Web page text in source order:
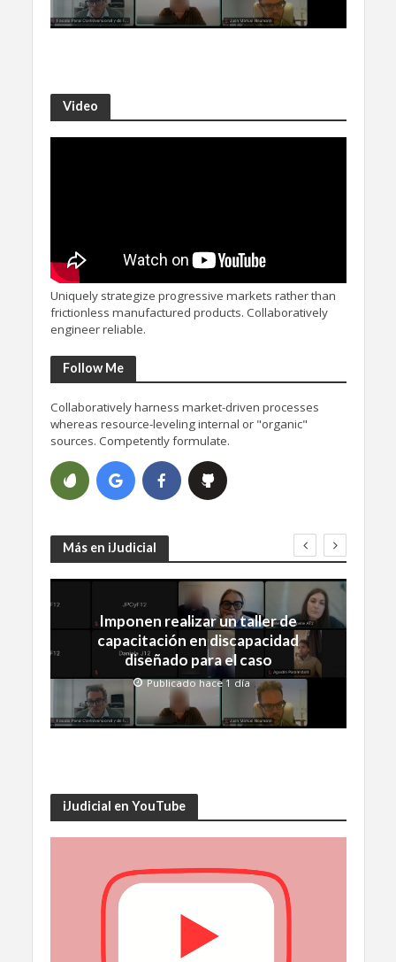
Video
Uniquely strategize progressive markets rather than
frictionless manufactured products. Collaboratively
engineer reliable.
Follow Me
Collaboratively harness market-driven processes
whereas resource-leveling internal or "organic"
sources. Competently formulate.
Más en iJudicial
Imponen realizar un taller de
capacitación en discapacidad
diseñado para el caso
Publicado hace 1 día
iJudicial en YouTube